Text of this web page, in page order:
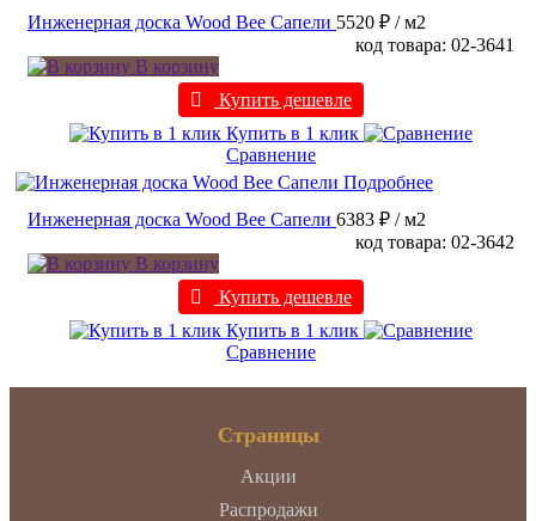
Инженерная доска Wood Bee Сапели 5520 ₽ / м2
код товара: 02-3641
В корзину
Купить дешевле
Купить в 1 клик
Сравнение
Подробнее
Инженерная доска Wood Bee Сапели 6383 ₽ / м2
код товара: 02-3642
В корзину
Купить дешевле
Купить в 1 клик
Сравнение
Страницы
Акции
Распродажи